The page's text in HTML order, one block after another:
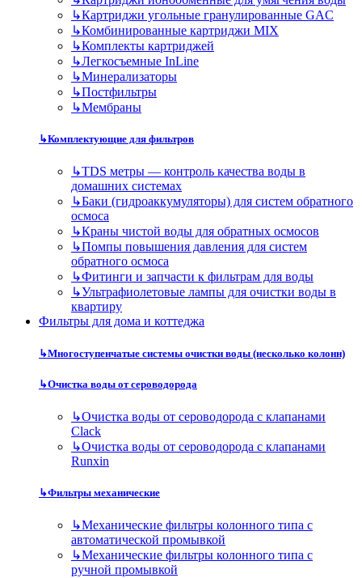
↳Картриджи угольные гранулированные GAC
↳Комбинированные картриджи MIX
↳Комплекты картриджей
↳Легкосъемные InLine
↳Минерализаторы
↳Постфильтры
↳Мембраны
↳Комплектующие для фильтров
↳TDS метры — контроль качества воды в
домашних системах
↳Баки (гидроаккумуляторы) для систем обратного
осмоса
↳Краны чистой воды для обратных осмосов
↳Помпы повышения давления для систем
обратного осмоса
↳Фитинги и запчасти к фильтрам для воды
↳Ультрафиолетовые лампы для очистки воды в
квартиру
Фильтры для дома и коттеджа
↳Многоступенчатые системы очистки воды (несколько колонн)
↳Очистка воды от сероводорода
↳Очистка воды от сероводорода с клапанами
Clack
↳Очистка воды от сероводорода с клапанами
Runxin
↳Фильтры механические
↳Механические фильтры колонного типа с
автоматической промывкой
↳Механические фильтры колонного типа с
ручной промывкой